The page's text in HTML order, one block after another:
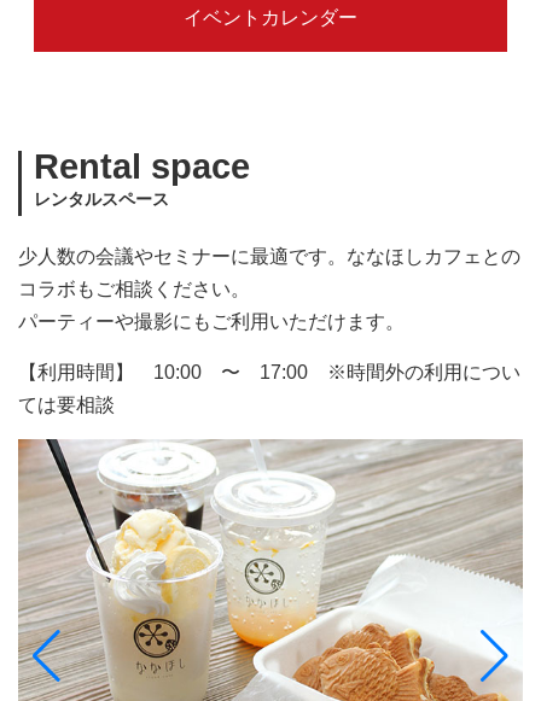
イベントカレンダー
Rental space
レンタルスペース
少人数の会議やセミナーに最適です。ななほしカフェとの
コラボもご相談ください。
パーティーや撮影にもご利用いただけます。
【利用時間】 10:00 〜 17:00 ※時間外の利用につい
ては要相談